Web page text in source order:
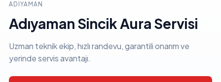
ADIYAMAN
Adıyaman Sincik Aura Servisi
Uzman teknik ekip, hızlı randevu, garantili onarım ve
yerinde servis avantajı.